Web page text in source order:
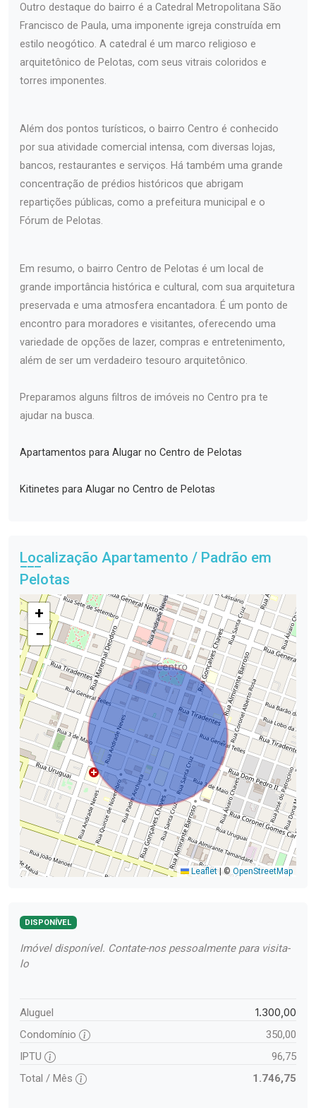
Outro destaque do bairro é a Catedral Metropolitana São
Francisco de Paula, uma imponente igreja construída em
estilo neogótico. A catedral é um marco religioso e
arquitetônico de Pelotas, com seus vitrais coloridos e
torres imponentes.
Além dos pontos turísticos, o bairro Centro é conhecido
por sua atividade comercial intensa, com diversas lojas,
bancos, restaurantes e serviços. Há também uma grande
concentração de prédios históricos que abrigam
repartições públicas, como a prefeitura municipal e o
Fórum de Pelotas.
Em resumo, o bairro Centro de Pelotas é um local de
grande importância histórica e cultural, com sua arquitetura
preservada e uma atmosfera encantadora. É um ponto de
encontro para moradores e visitantes, oferecendo uma
variedade de opções de lazer, compras e entretenimento,
além de ser um verdadeiro tesouro arquitetônico.
Preparamos alguns filtros de imóveis no Centro pra te
ajudar na busca.
Apartamentos para Alugar no Centro de Pelotas
Kitinetes para Alugar no Centro de Pelotas
Localização Apartamento / Padrão em
Pelotas
+
−
Leaflet |© OpenStreetMap
DISPONÍVEL
Imóvel disponível. Contate-nos pessoalmente para visita-
lo
Aluguel 1.300,00
Condomínio
350,00
IPTU
96,75
Total / Mês
1.746,75